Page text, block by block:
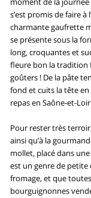
s’est promis de faire à
charmante gaufrette
se présente sous la
long, croquantes et
fleure bon la tradition
goûters ! De la pâte
fond et cuits la tête
repas en Saône-et-
Pour rester très
ainsi qu’à la
mollet, placé dans
est un genre de
fromage, et que
bourguignonnes